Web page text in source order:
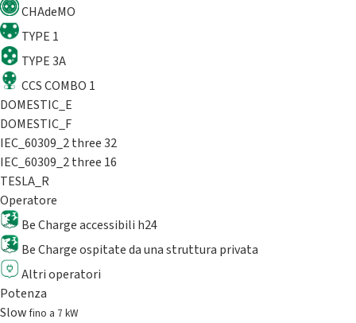
CHAdeMO
TYPE 1
TYPE 3A
CCS COMBO 1
DOMESTIC_E
DOMESTIC_F
IEC_60309_2 three 32
IEC_60309_2 three 16
TESLA_R
Operatore
Be Charge accessibili h24
Be Charge ospitate da una struttura privata
Altri operatori
Potenza
Slowfino a 7 kW